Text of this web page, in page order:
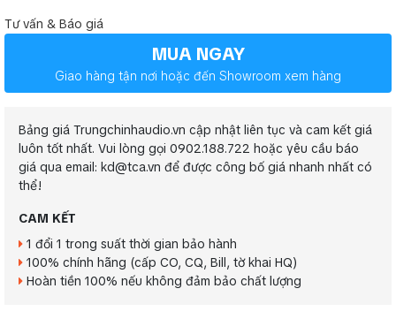
Tư vấn & Báo giá
MUA NGAY
Giao hàng tận nơi hoặc đến Showroom xem hàng
Bảng giá Trungchinhaudio.vn cập nhật liên tục và cam kết giá
luôn tốt nhất. Vui lòng gọi 0902.188.722 hoặc yêu cầu báo
giá qua email: kd@tca.vn để được công bố giá nhanh nhất có
thể!
CAM KẾT
1 đổi 1 trong suất thời gian bảo hành
100% chính hãng (cấp CO, CQ, Bill, tờ khai HQ)
Hoàn tiền 100% nếu không đảm bảo chất lượng